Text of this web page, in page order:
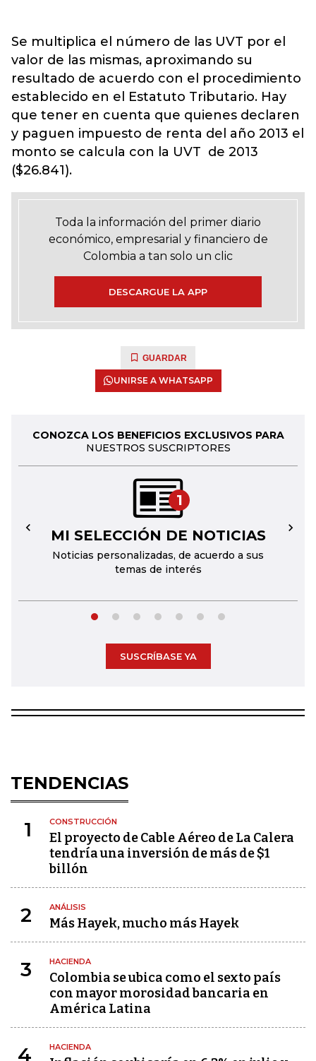
Se multiplica el número de las UVT por el
valor de las mismas, aproximando su
resultado de acuerdo con el procedimiento
establecido en el Estatuto Tributario. Hay
que tener en cuenta que quienes declaren
y paguen impuesto de renta del año 2013 el
monto se calcula con la UVT de 2013
($26.841).
Toda la información del primer diario
económico, empresarial y financiero de
Colombia a tan solo un clic
DESCARGUE LA APP
GUARDAR
UNIRSE A WHATSAPP
CONOZCA LOS BENEFICIOS EXCLUSIVOS PARA
NUESTROS SUSCRIPTORES
1
MI SELECCIÓN DE NOTICIAS
Noticias personalizadas, de acuerdo a sus
temas de interés
← →
SUSCRÍBASE YA
TENDENCIAS
1 CONSTRUCCIÓN
El proyecto de Cable Aéreo de La Calera
tendría una inversión de más de $1
billón
2 ANÁLISIS
Más Hayek, mucho más Hayek
3 HACIENDA
Colombia se ubica como el sexto país
con mayor morosidad bancaria en
América Latina
4 HACIENDA